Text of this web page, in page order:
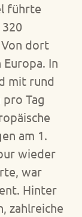
führte
dort
In
mit rund
Tag
am 1.
wieder
war
Hinter
zahlreiche